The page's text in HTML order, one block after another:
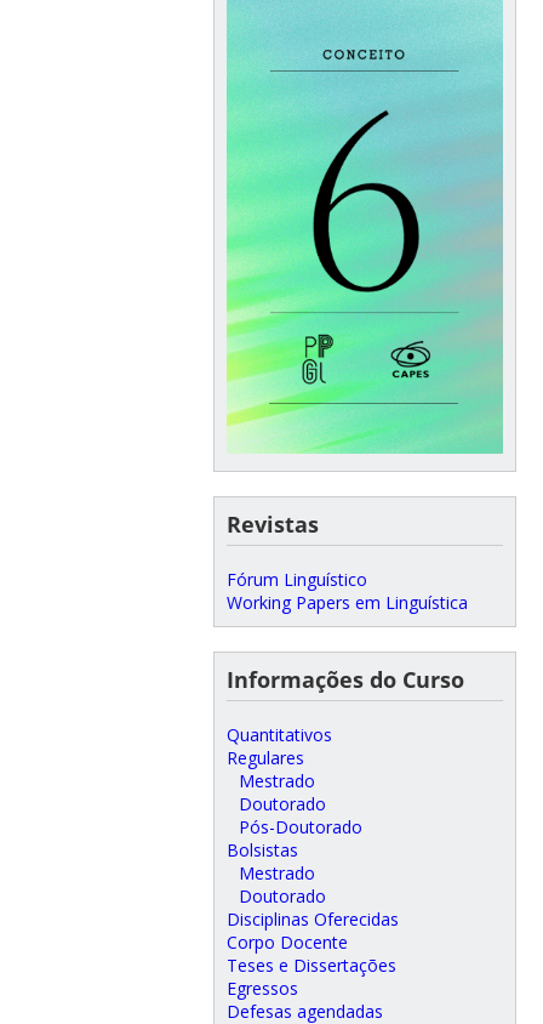
Revistas
Fórum Linguístico
Working Papers em Linguística
Informações do Curso
Quantitativos
Regulares
Mestrado
Doutorado
Pós-Doutorado
Bolsistas
Mestrado
Doutorado
Disciplinas Oferecidas
Corpo Docente
Teses e Dissertações
Egressos
Defesas agendadas